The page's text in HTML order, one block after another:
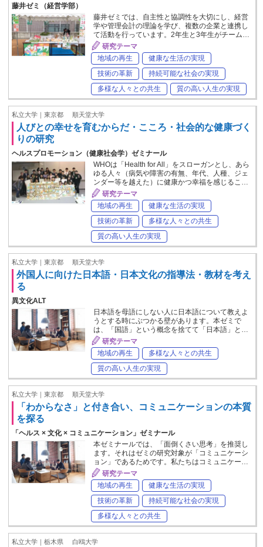
藤井ゼミ（経営学部）
藤井ゼミでは、自主性と協調性を大切にし、経営
学や管理会計の理論を学び、複数の企業と連携し
て活動を行っています。2年生と3年生がチーム…
研究テーマ
地域の再生
健康な生活の実現
技術の革新
持続可能な社会の実現
多様な人々との共生
質の高い人生の実現
私立大学｜東京都 順天堂大学
人びとの幸せを育むからだ・こころ・社会的な健康づく
りの研究
ヘルスプロモーション（健康社会学）ゼミナール
WHOは「Health for All」をスローガンとし、あら
ゆる人々（病気や障害の有無、年代、人種、ジェ
ンダー等を越えた）に健康かつ幸福を感じるこ…
研究テーマ
地域の再生
健康な生活の実現
技術の革新
多様な人々との共生
質の高い人生の実現
私立大学｜東京都 順天堂大学
外国人に向けた日本語・日本文化の指導法・教材を考え
る
異文化ALT
日本語を母語にしない人に日本語について教えよ
うとする時にぶつかる壁があります。本ゼミで
は、「国語」という概念を捨てて「日本語」と…
研究テーマ
地域の再生
多様な人々との共生
質の高い人生の実現
私立大学｜東京都 順天堂大学
「わからなさ」と付き合い、コミュニケーションの本質
を探る
「ヘルス × 文化 × コミュニケーション」ゼミナール
本ゼミナールでは、「面倒くさい思考」を推奨し
ます。それはゼミの研究対象が「コミュニケーシ
ョン」であるためです。私たちはコミュニケー…
研究テーマ
地域の再生
健康な生活の実現
技術の革新
持続可能な社会の実現
多様な人々との共生
私立大学｜栃木県 白鴎大学